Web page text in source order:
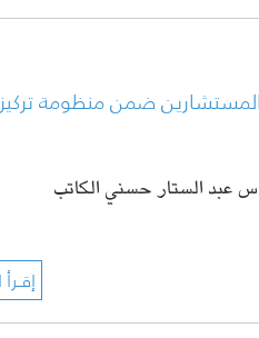
ضمن منظومة تركيز
عبد الستار حسني الكاتب